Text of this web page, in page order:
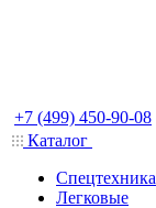
+7 (499) 450-90-08
Каталог
Спецтехника
Легковые